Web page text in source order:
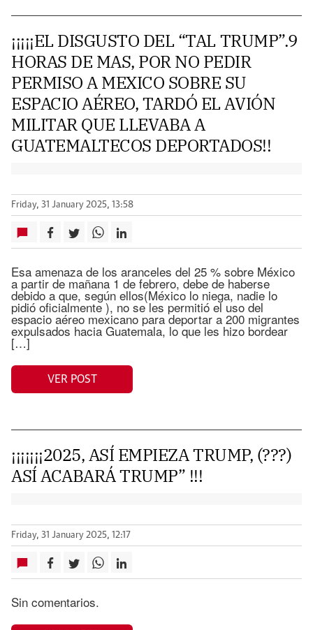
¡¡¡¡¡EL DISGUSTO DEL “TAL TRUMP”.9
HORAS DE MAS, POR NO PEDIR
PERMISO A MEXICO SOBRE SU
ESPACIO AÉREO, TARDÓ EL AVIÓN
MILITAR QUE LLEVABA A
GUATEMALTECOS DEPORTADOS!!
Friday, 31 January 2025, 13:58
Esa amenaza de los aranceles del 25 % sobre México
a partir de mañana 1 de febrero, debe de haberse
debido a que, según ellos(México lo niega, nadie lo
pidió oficialmente ), no se les permitió el uso del
espacio aéreo mexicano para deportar a 200 migrantes
expulsados hacia Guatemala, lo que les hizo bordear
[…]
VER POST
¡¡¡¡¡¡¡2025, ASÍ EMPIEZA TRUMP, (???)
ASÍ ACABARÁ TRUMP” !!!
Friday, 31 January 2025, 12:17
Sin comentarios.